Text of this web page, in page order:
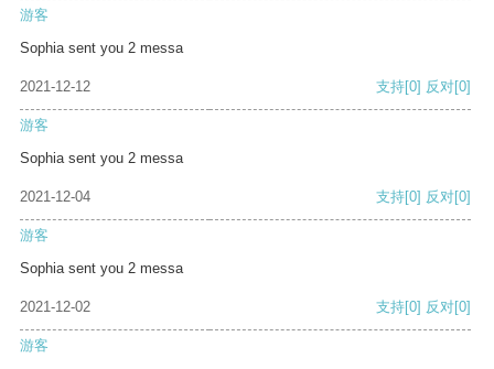
游客
Sophia sent you 2 messa
2021-12-12 支持[0] 反对[0]
游客
Sophia sent you 2 messa
2021-12-04 支持[0] 反对[0]
游客
Sophia sent you 2 messa
2021-12-02 支持[0] 反对[0]
游客